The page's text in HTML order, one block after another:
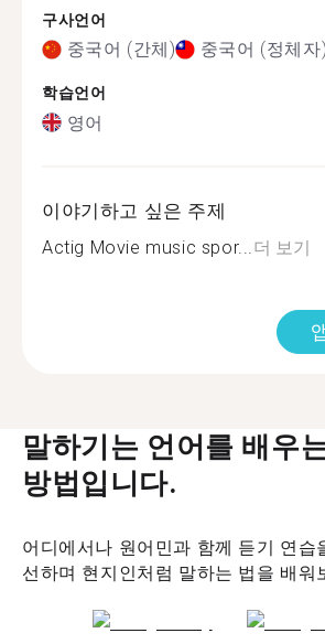
구사언어
중국어 (간체) 중국어 (정체자)
학습언어
영어
이야기하고 싶은 주제
Actig Movie music spor... 더 보기
말하기는 언어를 배우
방법입니다.
어디에서나 원어민과 함께 듣기 연습
선하며 현지인처럼 말하는 법을 배워